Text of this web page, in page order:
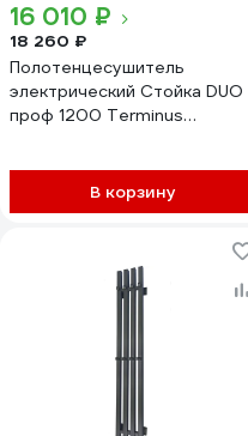
16 010 ₽
18 260 ₽
Полотенцесушитель
электрический Стойка DUO
проф 1200 Terminus
В корзину